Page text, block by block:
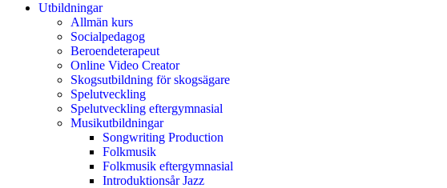
Utbildningar
Allmän kurs
Socialpedagog
Beroendeterapeut
Online Video Creator
Skogsutbildning för skogsägare
Spelutveckling
Spelutveckling eftergymnasial
Musikutbildningar
Songwriting Production
Folkmusik
Folkmusik eftergymnasial
Introduktionsår Jazz